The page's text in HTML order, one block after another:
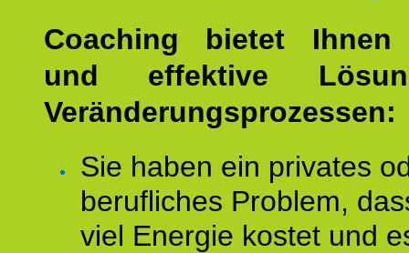
Coaching bietet Ihnen
und effektive
Veränderungsprozessen:
Sie haben ein privates
berufliches Problem,
viel Energie kostet und